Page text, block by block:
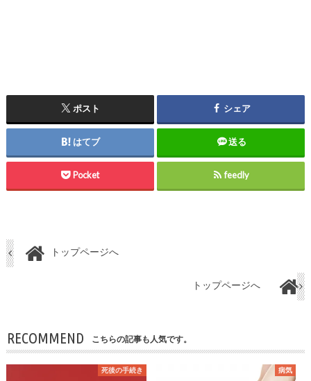
ポスト シェア
はてブ 送る
Pocket feedly
トップページへ
トップページへ
RECOMMEND こちらの記事も人気です。
死後の手続き 病気